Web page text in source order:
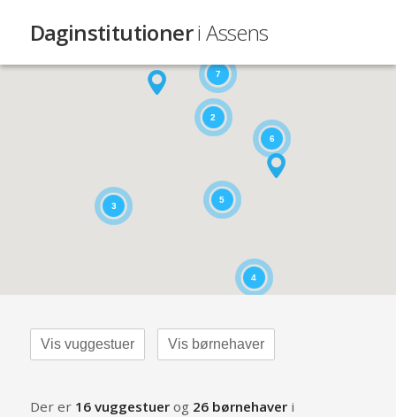
Daginstitutioneri Assens
2
6
4
7
3
5
Vis vuggestuer Vis børnehaver
Der er 16 vuggestuerog 26 børnehaveri